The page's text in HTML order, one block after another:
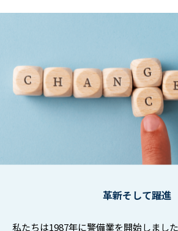
革新そして躍進
私たちは1987年に警備業を開始しました